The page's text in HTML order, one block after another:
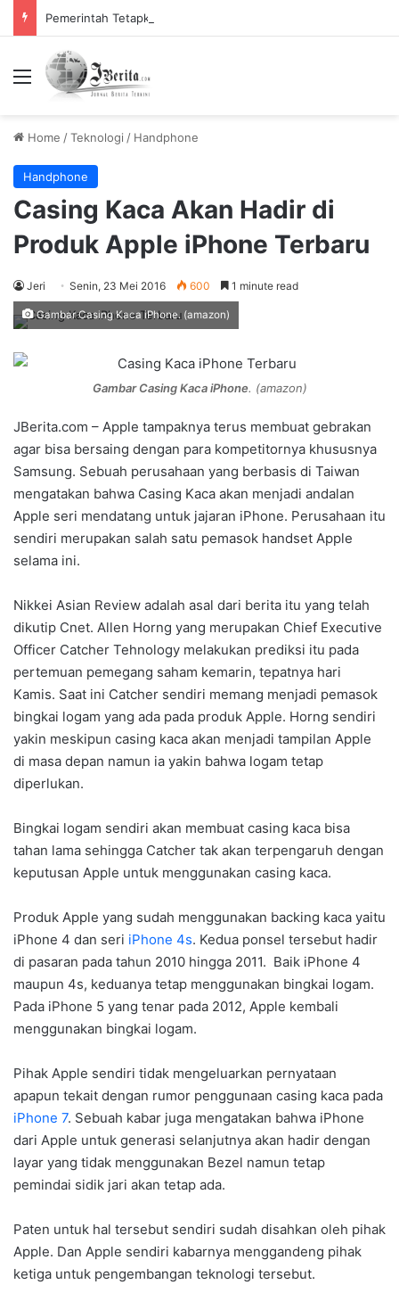
Menu
Home /Teknologi / Handphone
Handphone
Casing Kaca Akan Hadir di
Produk Apple iPhone Terbaru
Jeri Senin, 23 Mei 2016 600 1 minute read
Gambar Casing Kaca iPhone. (amazon)
Gambar Casing Kaca iPhone. (amazon)
JBerita.com – Apple tampaknya terus membuat gebrakan
agar bisa bersaing dengan para kompetitornya khususnya
Samsung. Sebuah perusahaan yang berbasis di Taiwan
mengatakan bahwa Casing Kaca akan menjadi andalan
Apple seri mendatang untuk jajaran iPhone. Perusahaan itu
sendiri merupakan salah satu pemasok handset Apple
selama ini.
Nikkei Asian Review adalah asal dari berita itu yang telah
dikutip Cnet. Allen Horng yang merupakan Chief Executive
Officer Catcher Tehnology melakukan prediksi itu pada
pertemuan pemegang saham kemarin, tepatnya hari
Kamis. Saat ini Catcher sendiri memang menjadi pemasok
bingkai logam yang ada pada produk Apple. Horng sendiri
yakin meskipun casing kaca akan menjadi tampilan Apple
di masa depan namun ia yakin bahwa logam tetap
diperlukan.
Bingkai logam sendiri akan membuat casing kaca bisa
tahan lama sehingga Catcher tak akan terpengaruh dengan
keputusan Apple untuk menggunakan casing kaca.
Produk Apple yang sudah menggunakan backing kaca yaitu
iPhone 4 dan seri iPhone 4s. Kedua ponsel tersebut hadir
di pasaran pada tahun 2010 hingga 2011. Baik iPhone 4
maupun 4s, keduanya tetap menggunakan bingkai logam.
Pada iPhone 5 yang tenar pada 2012, Apple kembali
menggunakan bingkai logam.
Pihak Apple sendiri tidak mengeluarkan pernyataan
apapun tekait dengan rumor penggunaan casing kaca pada
iPhone 7. Sebuah kabar juga mengatakan bahwa iPhone
dari Apple untuk generasi selanjutnya akan hadir dengan
layar yang tidak menggunakan Bezel namun tetap
pemindai sidik jari akan tetap ada.
Paten untuk hal tersebut sendiri sudah disahkan oleh pihak
Apple. Dan Apple sendiri kabarnya menggandeng pihak
ketiga untuk pengembangan teknologi tersebut.